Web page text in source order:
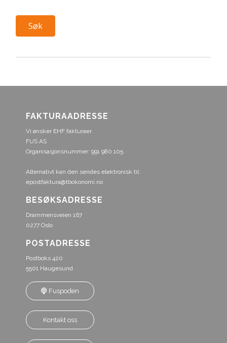
FAKTURAADRESSE
Vi ønsker EHF fakturaer.
FUS AS
Organisasjonsnummer: 991 980 105
Alternativt kan den sendes elektronisk til:
epostfaktura@tbokonomi.no
BESØKSADRESSE
Drammensveien 167
0277 Oslo
POSTADRESSE
Postboks 420
5501 Haugesund
Fuspoden
Kontakt oss